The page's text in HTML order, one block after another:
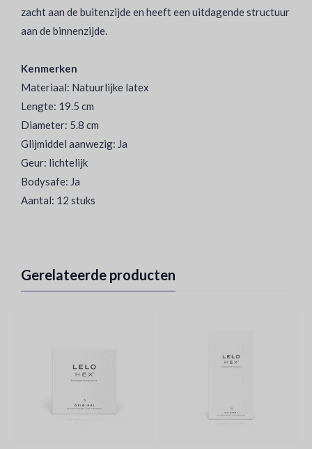
zacht aan de buitenzijde en heeft een uitdagende structuur
aan de binnenzijde.
Kenmerken
Materiaal: Natuurlijke latex
Lengte: 19.5 cm
Diameter: 5.8 cm
Glijmiddel aanwezig: Ja
Geur: lichtelijk
Bodysafe: Ja
Aantal: 12 stuks
Gerelateerde producten